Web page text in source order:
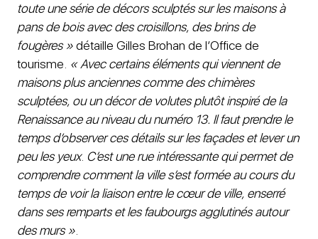
toute une série de décors sculptés sur les maisons à
pans de bois avec des croisillons, des brins de
fougères »détaille Gilles Brohan de l’Office de
tourisme. « Avec certains éléments qui viennent de
maisons plus anciennes comme des chimères
sculptées, ou un décor de volutes plutôt inspiré de la
Renaissance au niveau du numéro 13. Il faut prendre le
temps d’observer ces détails sur les façades et lever un
peu les yeux. C’est une rue intéressante qui permet de
comprendre comment la ville s’est formée au cours du
temps de voir la liaison entre le cœur de ville, enserré
dans ses remparts et les faubourgs agglutinés autour
des murs ».